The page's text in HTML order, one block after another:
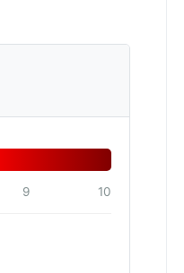
9 10